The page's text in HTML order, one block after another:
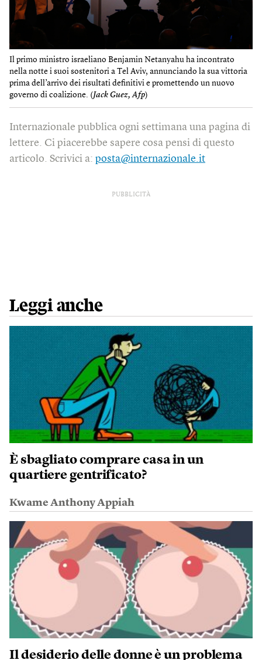
Il primo ministro israeliano Benjamin Netanyahu ha incontrato
nella notte i suoi sostenitori a Tel Aviv, annunciando la sua vittoria
prima dell’arrivo dei risultati definitivi e promettendo un nuovo
governo di coalizione. (Jack Guez, Afp)
Internazionale pubblica ogni settimana una pagina di
lettere. Ci piacerebbe sapere cosa pensi di questo
articolo. Scrivici a: posta@internazionale.it
PUBBLICITÀ
Leggi anche
È sbagliato comprare casa in un
quartiere gentrificato?
Kwame Anthony Appiah
Il desiderio delle donne è un problema